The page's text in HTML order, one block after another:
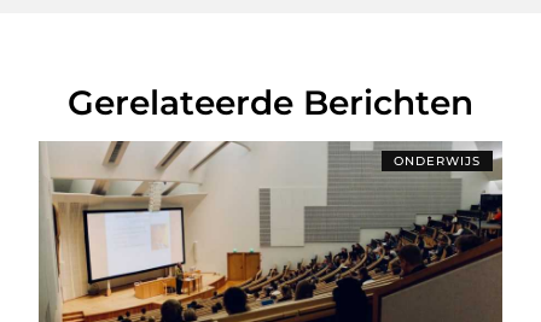
Gerelateerde Berichten
ONDERWIJS